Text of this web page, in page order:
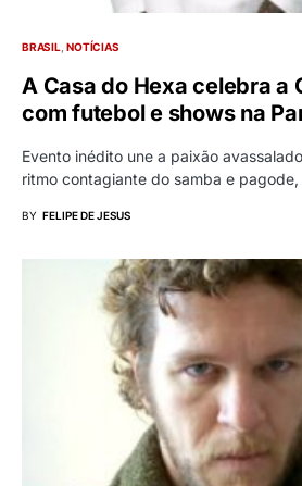
BRASIL NOTÍCIAS
A Casa do Hexa celebra a
com futebol e shows na
Evento inédito une a paixão
ritmo contagiante do samba e
BY FELIPE DE JESUS